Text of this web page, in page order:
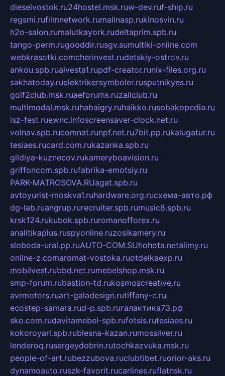
dieselvostok.ru24hostel.msk.ruw-dev.ruf-ship.ru
regsmi.rufilmnetwork.rumalinasp.rukinosvin.ru
h2o-salon.rumalutkayork.rudeltaprim.spb.ru
tango-perm.rugooddir.rusgv.sumultiki-online.com
webkrasotki.comcherinvest.rudetskiy-ostrov.ru
ankou.spb.rualvesta1.rupdf-creator.runix-files.org.ru
sakhatoday.ruelektrikersymboler.rusputnikyes.ru
golf2club.msk.ruaeforums.ruzallclub.ru
multimodal.msk.ruhabaigry.ruhaikko.rusobakopedia.ru
isz-fest.ruewnc.infoscreensaver-clock.net.ru
volnav.spb.rucomnat.runpf.net.ru7bit.pp.rukalugatur.ru
tesiaes.rucard.com.rukazanka.spb.ru
gildiya-kuznecov.rukameryboavision.ru
griffoncom.spb.rufabrika-emotsiy.ru
PARK-MATROSOVA.RUagat.spb.ru
avtoyurist-moskva1.ruhardware.org.ruсхема-авто.рф
dg-lab.ruangrup.rurecruiter.spb.rumusic8.spb.ru
krsk124.rukubok.spb.ruromanofforex.ru
analitikaplus.ruspyonline.ruzosikamery.ru
sloboda-ural.pp.ruAUTO-COM.SUhohota.netalimy.ru
online-z.comaromat-vostoka.ruotdelkaexp.ru
mobilvest.rubbd.net.rumebelshop.msk.ru
smp-forum.rubastion-td.rukosmoscreative.ru
avrmotors.ruart-galadesign.rutiffany-c.ru
ecostep-samara.rud-p.spb.ruгалактика73.рф
sko.com.rudavitamebel-spb.rufotsis.rutesiaes.ru
kokoroyari.spb.rublesna-kazan.rumossilver.ru
lenderoq.rusergeydobrin.rutochkazvuka.msk.ru
people-of-art.rubezzubova.ruclubtibet.ruorior-aks.ru
dynamoauto.ruszk-favorit.rucarlines.ruflatnsk.ru